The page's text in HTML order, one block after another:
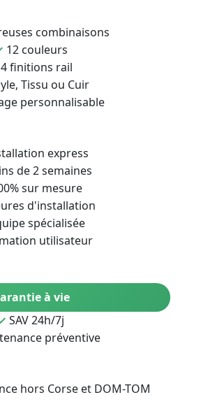
combinaisons
12 couleurs
4 finitions rail
Tissu ou Cuir
personnalisable
express
de 2 semaines
sur mesure
d'installation
spécialisée
utilisateur
à vie
SAV 24h/7j
préventive
hors Corse et DOM-TOM